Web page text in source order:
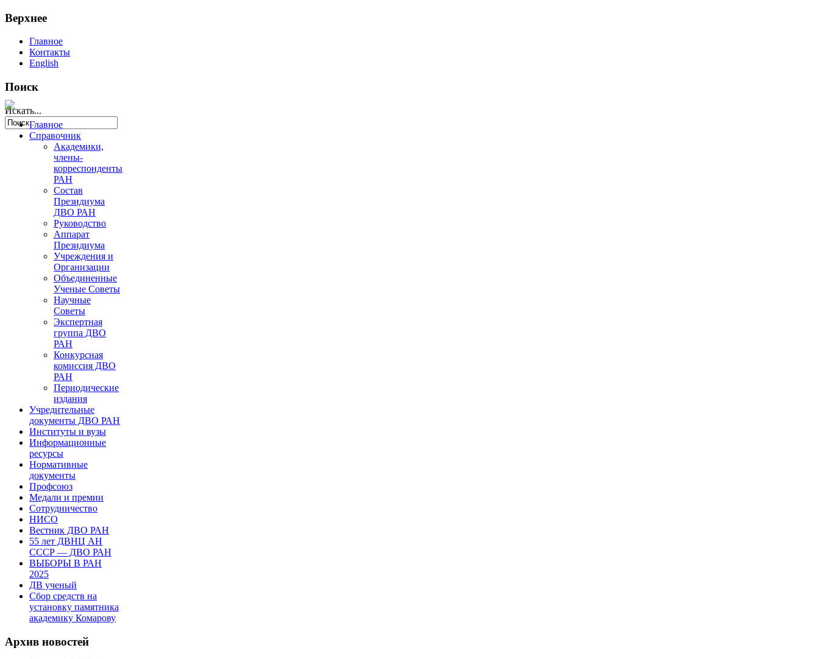
Верхнее
Главное
Контакты
English
Поиск
Искать...
Главное
Справочник
Академики,
члены-
корреспонденты
РАН
Состав
Президиума
ДВО РАН
Руководство
Аппарат
Президиума
Учреждения и
Организации
Объединенные
Ученые Советы
Научные
Советы
Экспертная
группа ДВО
РАН
Конкурсная
комиссия ДВО
РАН
Периодические
издания
Учредительные
документы ДВО РАН
Институты и вузы
Информационные
ресурсы
Нормативные
документы
Профсоюз
Медали и премии
Сотрудничество
НИСО
Вестник ДВО РАН
55 лет ДВНЦ АН
СССР — ДВО РАН
ВЫБОРЫ В РАН
2025
ДВ ученый
Сбор средств на
установку памятника
академику Комарову
Архив новостей